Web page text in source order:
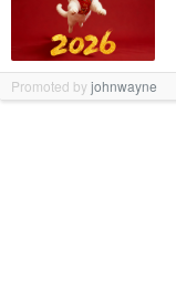
Promoted byjohnwayne